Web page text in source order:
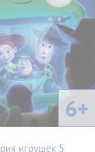
6+
игрушек 5